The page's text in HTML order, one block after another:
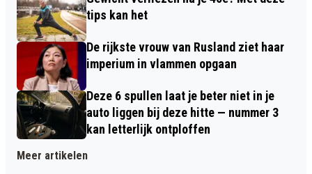
tips kan het
De rijkste vrouw van Rusland ziet haar
imperium in vlammen opgaan
Deze 6 spullen laat je beter niet in je
auto liggen bij deze hitte — nummer 3
kan letterlijk ontploffen
Meer artikelen